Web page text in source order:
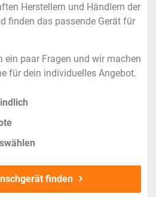
Herstellern und Händlern der
finden das passende Gerät für
ein paar Fragen und wir machen
für dein individuelles Angebot.
finden